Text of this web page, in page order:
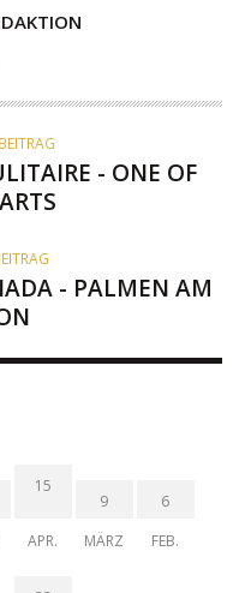
- ONE OF
- PALMEN AM
15
APR.
9
MÄRZ
6
FEB.